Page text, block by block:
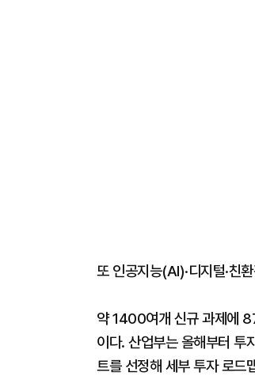
또 인공지능(AI)·디지털·친
약 1400여개 신규 과제에
이다. 산업부는 올해부터 투
트를 선정해 세부 투자 로드